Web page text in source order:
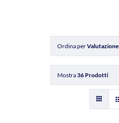
Ordina perValutazione
Mostra36 Prodotti